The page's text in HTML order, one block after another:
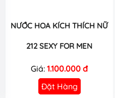
NƯỚC HOA KÍCH THÍCH NỮ
212 SEXY FOR MEN
Giá: 1.100.000 đ
Đặt Hàng